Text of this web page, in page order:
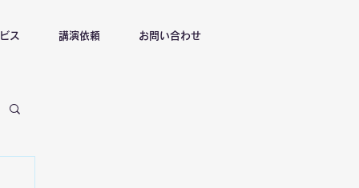
ス 講演依頼 お問い合わせ